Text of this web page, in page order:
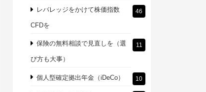
レバレッジをかけて株価指数
CFDを
46
保険の無料相談で見直しを（選
び方も大事）
11
個人型確定拠出年金（iDeCo） 10